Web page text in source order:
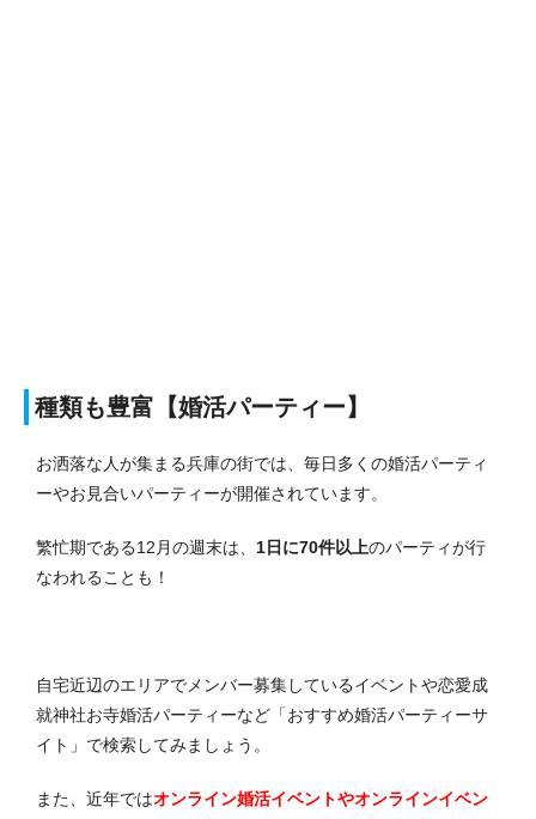
種類も豊富【婚活パーティー】
お洒落な人が集まる兵庫の街では、毎日多くの婚活パーティ
ーやお見合いパーティーが開催されています。
繁忙期である12月の週末は、 1日に70件以上のパーティが行
なわれることも！
自宅近辺のエリアでメンバー募集しているイベントや恋愛成
就神社お寺婚活パーティーなど「おすすめ婚活パーティーサ
イト」で検索してみましょう。
また、近年ではオンライン婚活イベントやオンラインイベン